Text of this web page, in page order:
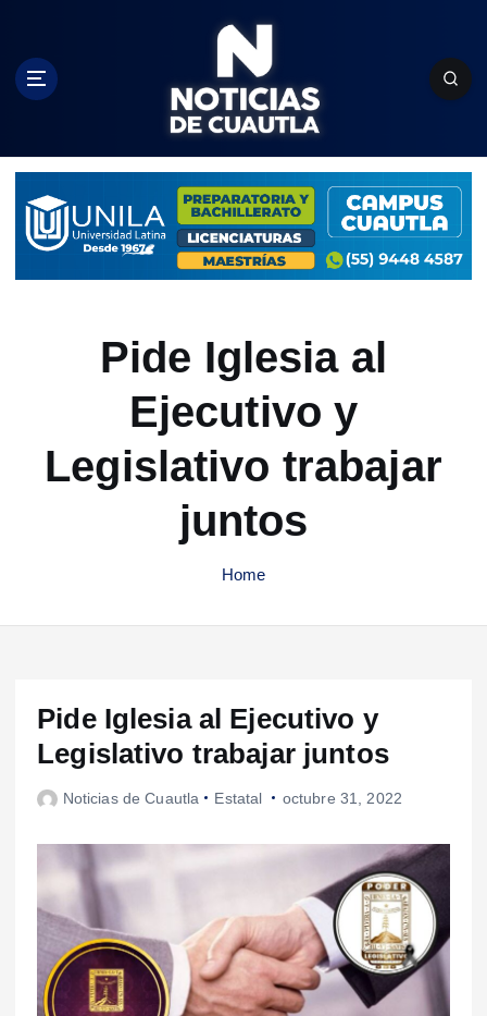
c
Pide Iglesia al
Ejecutivo y
Legislativo trabajar
juntos
Home
Pide Iglesia al Ejecutivo y
Legislativo trabajar juntos
Noticias de Cuautla Estatal octubre 31, 2022